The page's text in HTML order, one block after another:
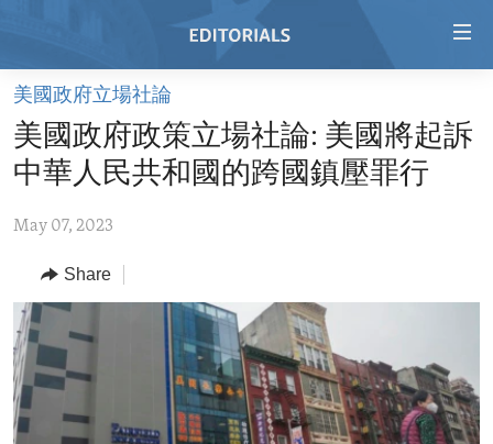
Skip
main
content
to
Navigation
Skip
Search
HOME
VIDEO
REGIONS
AFRICA
AMERICAS
ASIA
EUROPE
MIDDLE EAST
TOPICS
HUMAN RIGHTS
SECURITY AND DEFENSE
AID AND DEVELOPMENT
DEMOCRACY AND GOVERNANCE
ARCHIVE
ABOUT US
FOLLOW US
美國政府立場社論
美國政府政策立場社論: 美國將起訴
中華人民共和國的跨國鎮壓罪行
May 07, 2023
Share